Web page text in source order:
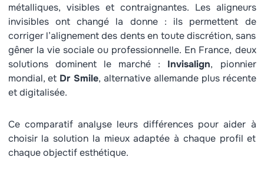
métalliques, visibles et contraignantes. Les aligneurs
invisibles ont changé la donne : ils permettent de
corriger l’alignement des dents en toute discrétion, sans
gêner la vie sociale ou professionnelle. En France, deux
solutions dominent le marché : Invisalign, pionnier
mondial, et Dr Smile, alternative allemande plus récente
et digitalisée.
Ce comparatif analyse leurs différences pour aider à
choisir la solution la mieux adaptée à chaque profil et
chaque objectif esthétique.